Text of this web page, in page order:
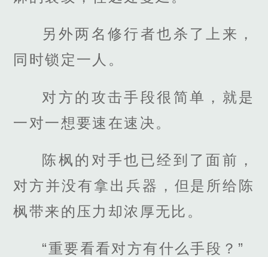
另外两名修行者也杀了上来，
同时锁定一人。
对方的攻击手段很简单，就是
一对一想要速在速决。
陈枫的对手也已经到了面前，
对方并没有拿出兵器，但是所给陈
枫带来的压力却浓厚无比。
“重要看看对方有什么手段？”